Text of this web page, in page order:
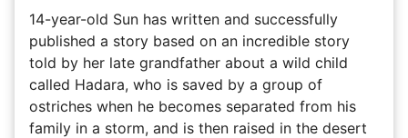
14-year-old Sun has written and successfully
published a story based on an incredible story
told by her late grandfather about a wild child
called Hadara, who is saved by a group of
ostriches when he becomes separated from his
family in a storm, and is then raised in the desert